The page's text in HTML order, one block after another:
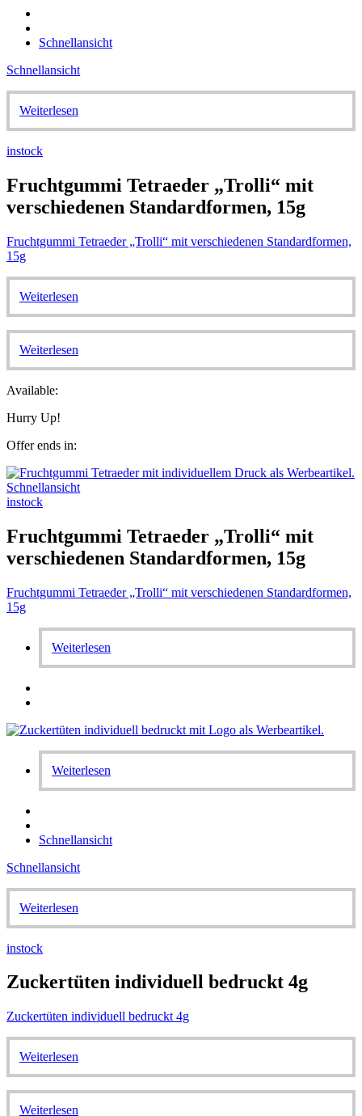
Schnellansicht
Schnellansicht
Weiterlesen
instock
Fruchtgummi Tetraeder „Trolli“ mit
verschiedenen Standardformen, 15g
Fruchtgummi Tetraeder „Trolli“ mit verschiedenen Standardformen,
15g
Weiterlesen
Weiterlesen
Available:
Hurry Up!
Offer ends in:
Schnellansicht
instock
Fruchtgummi Tetraeder „Trolli“ mit
verschiedenen Standardformen, 15g
Fruchtgummi Tetraeder „Trolli“ mit verschiedenen Standardformen,
15g
Weiterlesen
Weiterlesen
Schnellansicht
Schnellansicht
Weiterlesen
instock
Zuckertüten individuell bedruckt 4g
Zuckertüten individuell bedruckt 4g
Weiterlesen
Weiterlesen